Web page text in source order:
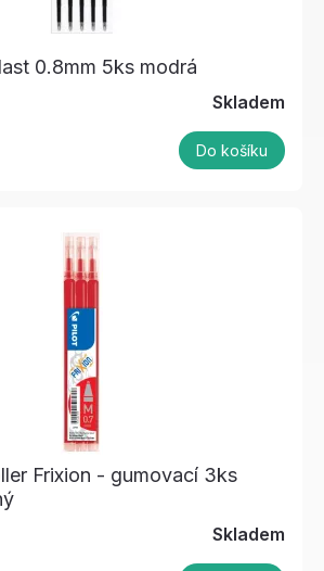
0.8mm 5ks modrá
Skladem
Do košíku
Frixion - gumovací 3ks
Skladem